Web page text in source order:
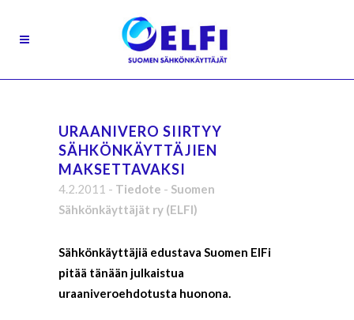
URAANIVERO SIIRTYY
SÄHKÖNKÄYTTÄJIEN
MAKSETTAVAKSI
4.2.2011 - Tiedote - Suomen
Sähkönkäyttäjät ry (ELFI)
Sähkönkäyttäjiä edustava Suomen ElFi
pitää tänään julkaistua
uraaniveroehdotusta huonona.